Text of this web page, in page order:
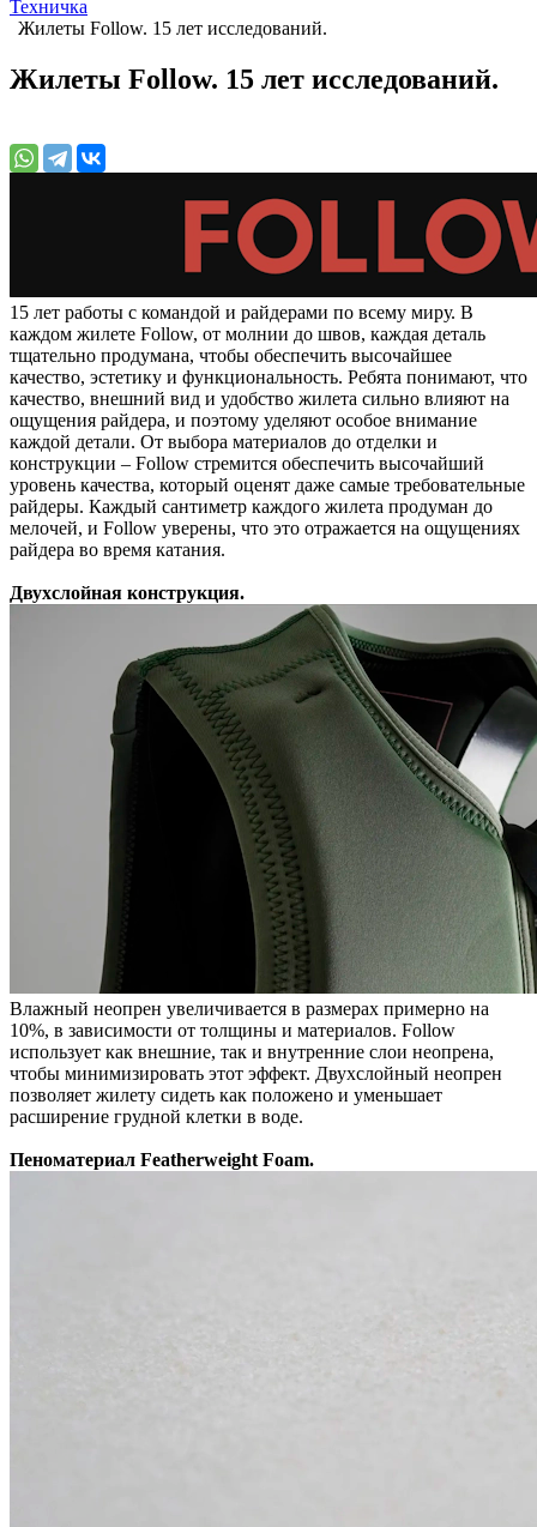
Техничка
Жилеты Follow. 15 лет исследований.
Жилеты Follow. 15 лет исследований.
15 лет работы с командой и райдерами по всему миру. В
каждом жилете Follow, от молнии до швов, каждая деталь
тщательно продумана, чтобы обеспечить высочайшее
качество, эстетику и функциональность. Ребята понимают, что
качество, внешний вид и удобство жилета сильно влияют на
ощущения райдера, и поэтому уделяют особое внимание
каждой детали. От выбора материалов до отделки и
конструкции – Follow стремится обеспечить высочайший
уровень качества, который оценят даже самые требовательные
райдеры. Каждый сантиметр каждого жилета продуман до
мелочей, и Follow уверены, что это отражается на ощущениях
райдера во время катания.
Двухслойная конструкция.
Влажный неопрен увеличивается в размерах примерно на
10%, в зависимости от толщины и материалов. Follow
использует как внешние, так и внутренние слои неопрена,
чтобы минимизировать этот эффект. Двухслойный неопрен
позволяет жилету сидеть как положено и уменьшает
расширение грудной клетки в воде.
Пеноматериал Featherweight Foam.